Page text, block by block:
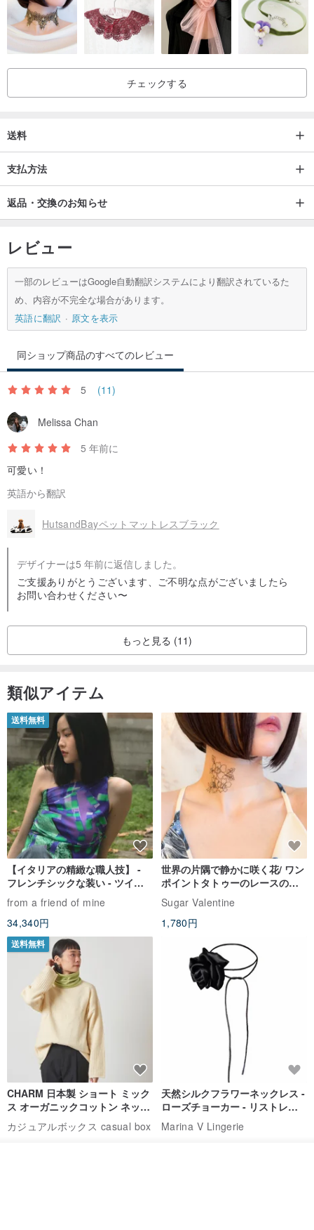
充填材
人体と皮膚の安全性試験の徹底的な検証と試験を通して、伝統的な
ヨーロッパの品質の抗菌剤会社「SANITIZED」抗菌マットレスカバ
最高レベルの環境認証、雲のようなクッションを提供します。
[サイズ]
・小：平均体重1kg〜7kg小動物同伴者
・ミディアム：平均体重7kg〜15kg中程度の動物コンパニオン
モデル - プードル3キロ - 小さなテントを使用
テントの底はあなたが思うより広い五角形です。コンパニオンアニ
マルが横たわっているとき、体の長さはテントの底のサイズより大
きくなく、快適に使用できます。
平均サイズを参照してくださいサイズを選択する方が簡単です。
[材料]
テント：綿100％
クッション：綿100％ポリエステル100％
クッションパッド：ポリエステル100％
すべての製品には異なるパターンがあり、布の印刷の性質上、影が
ある可能性があります。
これは、ファブリックの印刷適性の自然な部分であり、欠陥ではな
チェックする
送料
支払方法
返品・交換のお知らせ
レビュー
一部のレビューはGoogle自動翻訳システムにより翻訳されているた
め、内容が不完全な場合があります。
英語に翻訳
原文を表示
同ショップ商品のすべてのレビュー
5 (11)
Melissa Chan
5 年前に
可愛い！
英語から翻訳
HutsandBayペットマットレスブラック
デザイナーは5 年前に返信しました。
ご支援ありがとうございます、ご不明な点がございましたら
お問い合わせください〜
もっと見る (11)
類似アイテム
送料無料
【イタリアの精緻な職人技】 -
フレンチシックな装い - ツイル
プリントシルクスカーフトップ
ス
from a friend of mine
34,340円
世界の片隅で静かに咲く花/ ワン
ポイントタトゥーのレースのチ
ョーカー SV649
Sugar Valentine
1,780円
送料無料
CHARM 日本製 ショート ミック
ス オーガニックコットン ネック
ウォーマー
カジュアルボックス casual box
天然シルクフラワーネックレス -
ローズチョーカー - リストレッ
グブレスレット シルクアクセサ
リー
Marina V Lingerie